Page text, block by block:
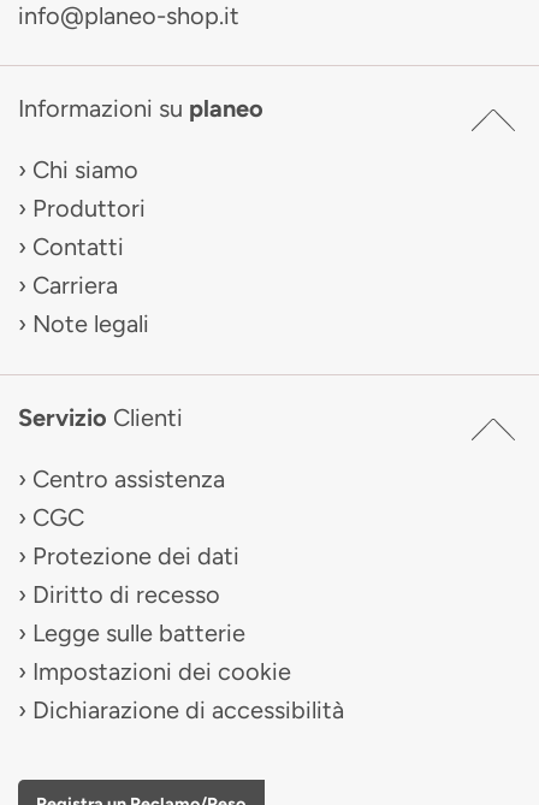
info@planeo-shop.it
Informazioni su planeo
Chi siamo
Produttori
Contatti
Carriera
Note legali
Servizio Clienti
Centro assistenza
CGC
Protezione dei dati
Diritto di recesso
Legge sulle batterie
Impostazioni dei cookie
Dichiarazione di accessibilità